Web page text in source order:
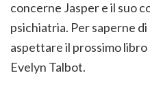
concerne Jasper e il suo
psichiatria. Per saperne
aspettare il prossimo
Evelyn Talbot.